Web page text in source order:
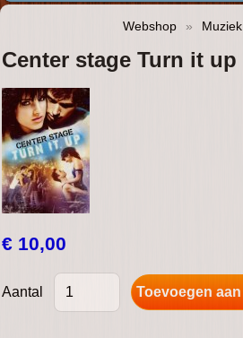
Webshop » Muziek
Center stage Turn it up
€ 10,00
Aantal